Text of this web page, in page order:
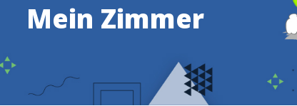
Mein Zimmer